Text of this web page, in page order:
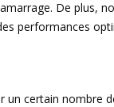
De plus,
performances
certain nombre